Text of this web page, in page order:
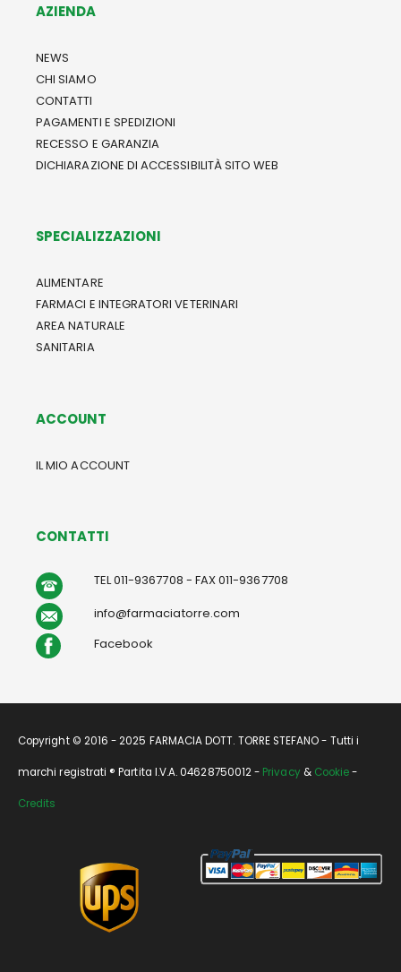
AZIENDA
NEWS
CHI SIAMO
CONTATTI
PAGAMENTI E SPEDIZIONI
RECESSO E GARANZIA
DICHIARAZIONE DI ACCESSIBILITÀ SITO WEB
SPECIALIZZAZIONI
ALIMENTARE
FARMACI E INTEGRATORI VETERINARI
AREA NATURALE
SANITARIA
ACCOUNT
IL MIO ACCOUNT
CONTATTI
TEL 011-9367708 - FAX 011-9367708
info@farmaciatorre.com
Facebook
Copyright © 2016 - 2025 FARMACIA DOTT. TORRE STEFANO - Tutti i
marchi registrati ® Partita I.V.A. 04628750012 - Privacy& Cookie-
Credits